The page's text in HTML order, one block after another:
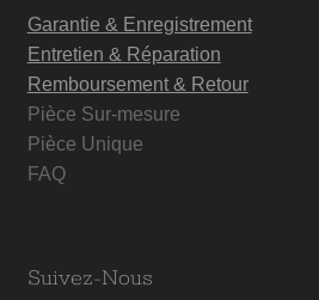
Garantie & Enregistrement
Entretien & Réparation
Remboursement & Retour
Pièce Sur-mesure
Pièce Unique
FAQ
Suivez-Nous